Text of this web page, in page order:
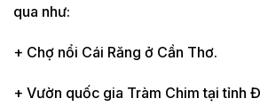
qua như:
+ Chợ nổi Cái Răng ở Cần Thơ.
+ Vườn quốc gia Tràm Chim tại tỉnh